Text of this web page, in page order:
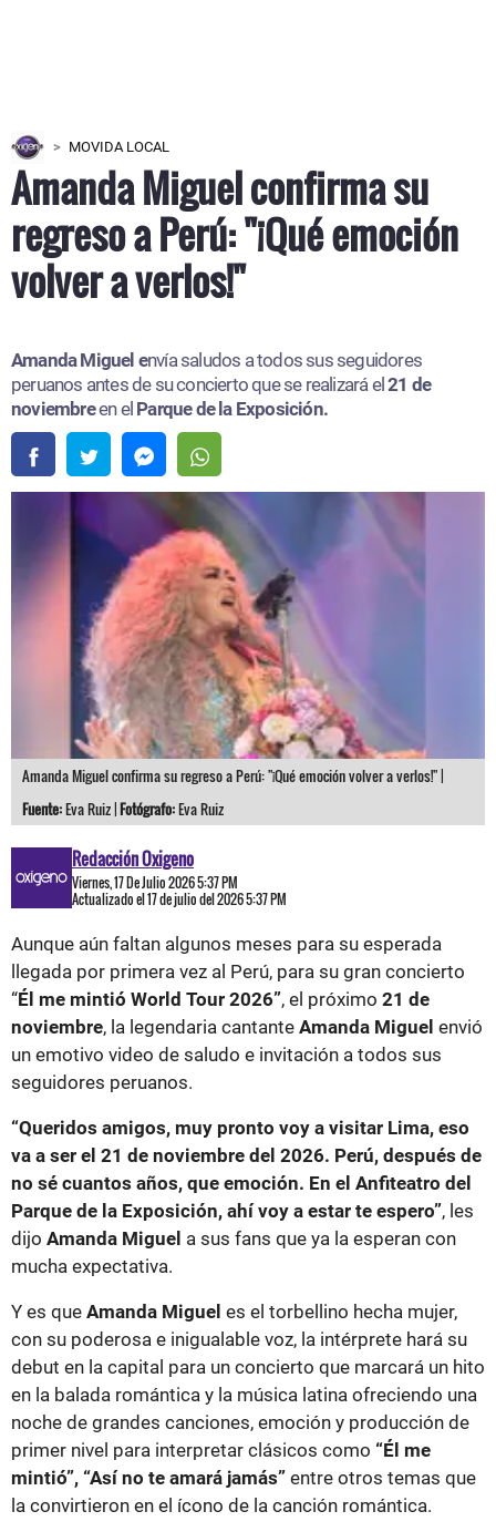
MOVIDA LOCAL
Amanda Miguel confirma su
regreso a Perú: "¡Qué emoción
volver a verlos!"
Amanda Miguel envía saludos a todos sus seguidores
peruanos antes de su concierto que se realizará el21 de
noviembreen el Parque de la Exposición.
Amanda Miguel confirma su regreso a Perú: "¡Qué emoción volver a verlos!" |
Fuente:Eva Ruiz |Fotógrafo:Eva Ruiz
Redacción Oxigeno
Viernes, 17 De Julio 2026 5:37 PM
Actualizado el 17 de julio del 2026 5:37 PM
Aunque aún faltan algunos meses para su esperada
llegada por primera vez al Perú, para su gran concierto
“Él me mintió World Tour 2026”, el próximo 21 de
noviembre, la legendaria cantante Amanda Miguel envió
un emotivo video de saludo e invitación a todos sus
seguidores peruanos.
“Queridos amigos, muy pronto voy a visitar Lima, eso
va a ser el 21 de noviembre del 2026. Perú, después de
no sé cuantos años, que emoción. En el Anfiteatro del
Parque de la Exposición, ahí voy a estar te espero”, les
dijo Amanda Miguel a sus fans que ya la esperan con
mucha expectativa.
Y es que Amanda Miguel es el torbellino hecha mujer,
con su poderosa e inigualable voz, la intérprete hará su
debut en la capital para un concierto que marcará un hito
en la balada romántica y la música latina ofreciendo una
noche de grandes canciones, emoción y producción de
primer nivel para interpretar clásicos como “Él me
mintió”, “Así no te amará jamás” entre otros temas que
la convirtieron en el ícono de la canción romántica.